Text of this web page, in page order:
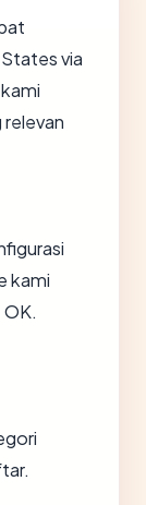
via
relevan
kami